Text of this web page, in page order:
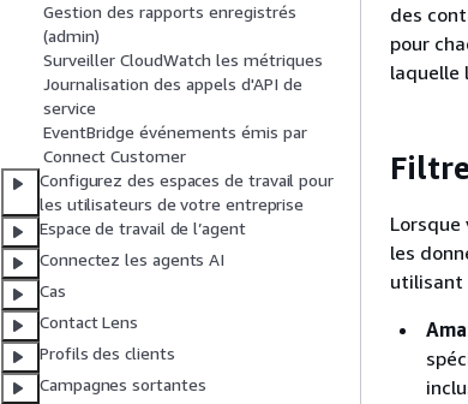
Gestion des rapports enregistrés
(admin)
Surveiller CloudWatch les métriques
Journalisation des appels d'API de
service
EventBridge événements émis par
Connect Customer
Configurez des espaces de travail pour
les utilisateurs de votre entreprise
Espace de travail de l’agent
Connectez les agents AI
Cas
Contact Lens
Profils des clients
Campagnes sortantes
des
pour
laquelle
les
utilisant